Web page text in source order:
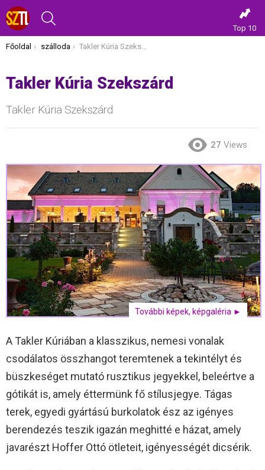
Top 10
Itt vagy most:
Főoldal szálloda Takler Kúria Szekszárd
Takler Kúria Szekszárd
Takler Kúria Szekszárd
27 Views
További képek, képgaléria ►
A Takler Kúriában a klasszikus, nemesi vonalak
csodálatos összhangot teremtenek a tekintélyt és
büszkeséget mutató rusztikus jegyekkel, beleértve a
gótikát is, amely éttermünk fő stílusjegye. Tágas
terek, egyedi gyártású burkolatok ész az igényes
berendezés teszik igazán meghitté e házat, amely
javarészt Hoffer Ottó ötleteit, igényességét dicsérik.